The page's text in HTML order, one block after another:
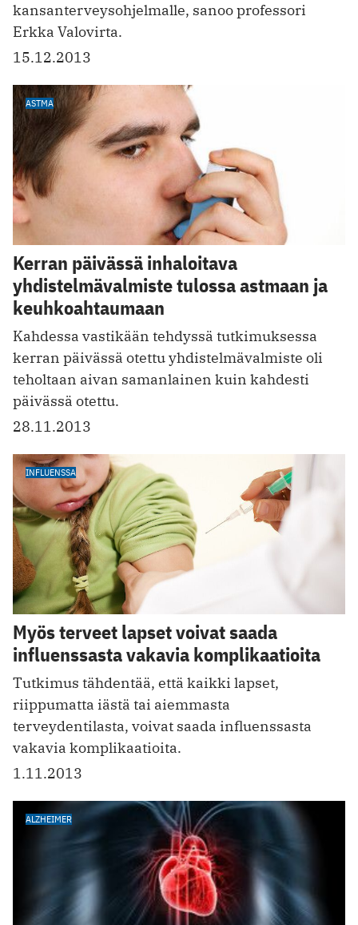
kansanterveysohjelmalle, sanoo professori
Erkka Valovirta.
15.12.2013
ASTMA
Kerran päivässä inhaloitava
yhdistelmävalmiste tulossa astmaan ja
keuhkoahtaumaan
Kahdessa vastikään tehdyssä tutkimuksessa
kerran päivässä otettu yhdistelmävalmiste oli
teholtaan aivan samanlainen kuin kahdesti
päivässä otettu.
28.11.2013
INFLUENSSA
Myös terveet lapset voivat saada
influenssasta vakavia komplikaatioita
Tutkimus tähdentää, että kaikki lapset,
riippumatta iästä tai aiemmasta
terveydentilasta, voivat saada influenssasta
vakavia komplikaatioita.
1.11.2013
ALZHEIMER